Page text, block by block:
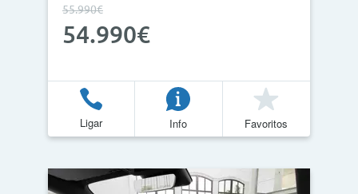
55.990€
54.990€
Ligar Info Favoritos